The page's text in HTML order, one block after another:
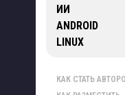
ИИ
ANDROID
LINUX
КАК СТАТЬ